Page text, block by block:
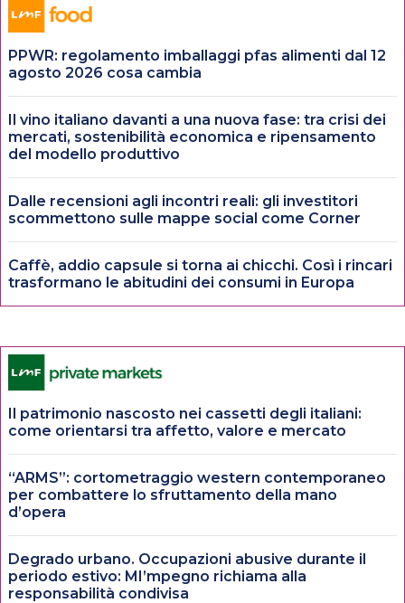
PPWR: regolamento imballaggi pfas alimenti dal 12
agosto 2026 cosa cambia
Il vino italiano davanti a una nuova fase: tra crisi dei
mercati, sostenibilità economica e ripensamento
del modello produttivo
Dalle recensioni agli incontri reali: gli investitori
scommettono sulle mappe social come Corner
Caffè, addio capsule si torna ai chicchi. Così i rincari
trasformano le abitudini dei consumi in Europa
Il patrimonio nascosto nei cassetti degli italiani:
come orientarsi tra affetto, valore e mercato
“ARMS”: cortometraggio western contemporaneo
per combattere lo sfruttamento della mano
d’opera
Degrado urbano. Occupazioni abusive durante il
periodo estivo: MI’mpegno richiama alla
responsabilità condivisa